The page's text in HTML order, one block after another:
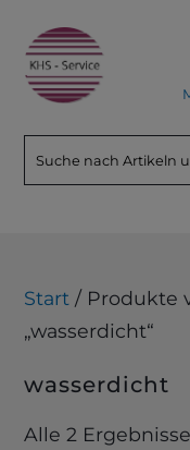
Start / Produkte
„wasserdicht“
wasserdicht
Alle 2